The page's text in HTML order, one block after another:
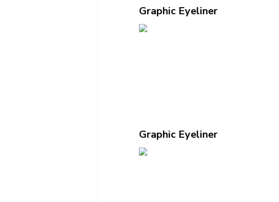
Graphic Eyeliner
Graphic Eyeliner